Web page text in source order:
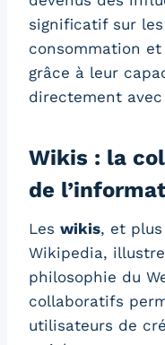
significatif sur
consommation
grâce à leur
directement
Wikis : la
de
Les wikis, et
Wikipedia,
philosophie du
collaboratifs
utilisateurs de